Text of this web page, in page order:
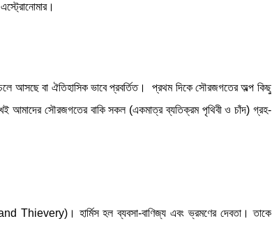
আসছে বা ঐতিহাসিক ভাবে প্রবর্তিত। প্রথম দিকে সৌরজগতের অল্প কিছু
আমাদের সৌরজগতের বাকি সকল (একমাত্র ব্যতিক্রম পৃথিবী ও চাঁদ) গ্রহ-
Thievery)। হার্মিস হল ব্যবসা-বাণিজ্য এবং ভ্রমণের দেবতা। তাকে